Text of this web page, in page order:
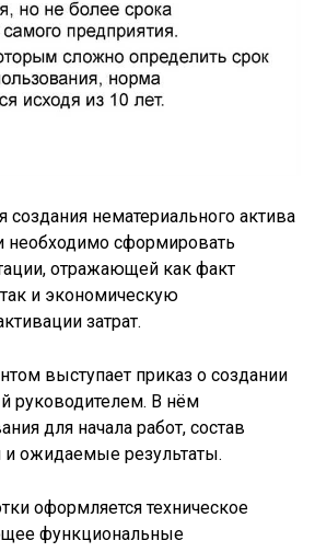
нематериального актива
необходимо сформировать
отражающей как факт
и экономическую
затрат.
выступает приказ о создании
руководителем. В нём
для начала работ, состав
и ожидаемые результаты.
оформляется техническое
функциональные